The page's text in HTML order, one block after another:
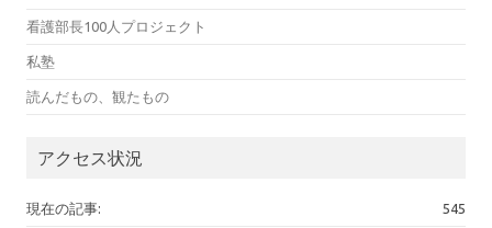
看護部長100人プロジェクト
私塾
読んだもの、観たもの
アクセス状況
545
現在の記事: